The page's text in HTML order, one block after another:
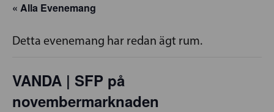
« Alla Evenemang
Detta evenemang har redan ägt rum.
VANDA | SFP på
novembermarknaden